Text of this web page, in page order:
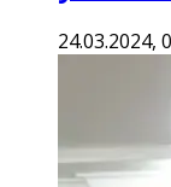
24.03.2024,